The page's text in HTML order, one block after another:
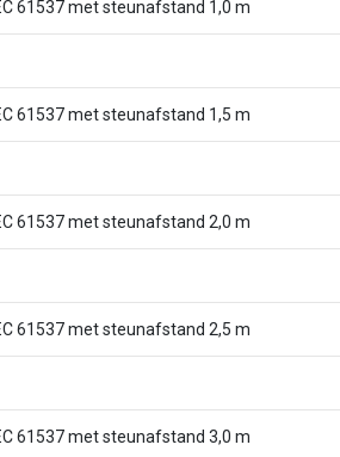
61537 met steunafstand 1,0 m
61537 met steunafstand 1,5 m
61537 met steunafstand 2,0 m
61537 met steunafstand 2,5 m
61537 met steunafstand 3,0 m